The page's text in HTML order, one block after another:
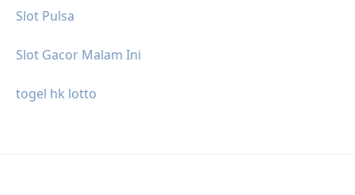
Slot Pulsa
Slot Gacor Malam Ini
togel hk lotto